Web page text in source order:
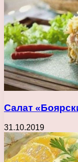
Салат
31.10.2019